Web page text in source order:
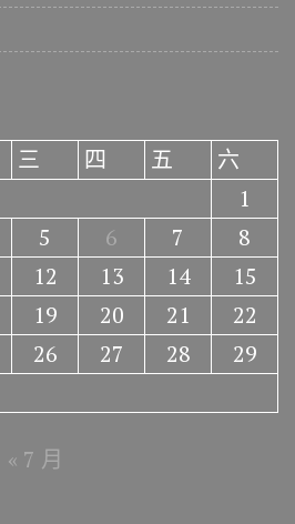
三 四 五
六
1
5 6 7
8
12 13 14
15
19 20 21
22
26 27 28
29
« 7 月